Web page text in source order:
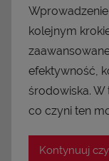
kolejnym
efektywność,
środowiska.
co czyni ten
Kontynuuj